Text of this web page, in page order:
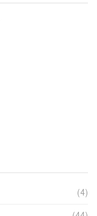
(4)